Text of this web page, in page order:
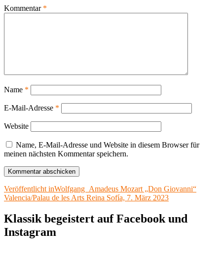
Kommentar *
Name *
E-Mail-Adresse *
Website
Name, E-Mail-Adresse und Website in diesem Browser für
meinen nächsten Kommentar speichern.
Beitragsnavigation
Veröffentlicht inWolfgang Amadeus Mozart „Don Giovanni“
Valencia/Palau de les Arts Reina Sofía, 7. März 2023
Klassik begeistert auf Facebook und
Instagram